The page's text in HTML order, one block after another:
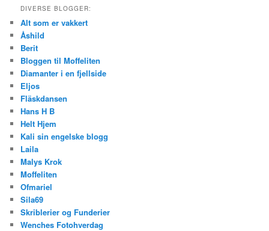
DIVERSE BLOGGER:
Alt som er vakkert
Åshild
Berit
Bloggen til Moffeliten
Diamanter i en fjellside
Eljos
Fläskdansen
Hans H B
Helt Hjem
Kali sin engelske blogg
Laila
Malys Krok
Moffeliten
Ofmariel
Sila69
Skriblerier og Funderier
Wenches Fotohverdag